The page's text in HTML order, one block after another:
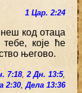
1 Цар. 2:24
код отаца
тебе, које ће
његово.
7:18,2 Дн. 13:5,
2:30,Дела 13:36